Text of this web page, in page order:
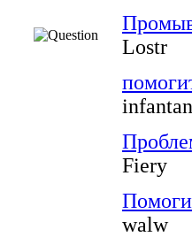
Lostr
Fiery
walw